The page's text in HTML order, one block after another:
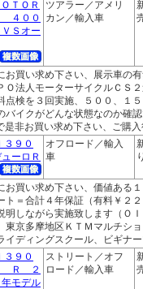
ＴＯＲ
４００
Ｓオー
ツアラー／アメリ
カン／輸入車
お買い求め下さい、展示車の
Ｏ法人モーターサイクルＣＳ
点検を３回実施、５００、１
バイクがどんな状態なのか確
是非お買い求め下さい、ご購
３９０
ーロＲ
オフロード／輸入
車
お買い求め下さい、価値ある
ト＝合計４年保証（有料￥２
明しながら実施致します（Ｏ
東京多摩地区ＫＴＭマルチシ
イディングスクール、ビギナ
３９０
Ｒ ２
年モデル
ストリート／オフ
ロード／輸入車